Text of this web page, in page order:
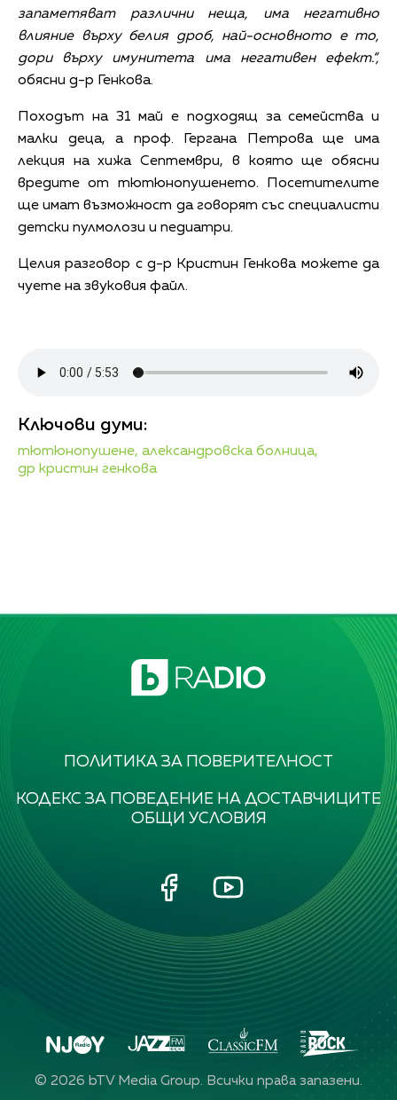
запаметяват различни неща, има негативно
влияние върху белия дроб, най-основното е то,
дори върху имунитета има негативен ефект.“,
обясни д-р Генкова.
Походът на 31 май е подходящ за семейства и
малки деца, а проф. Гергана Петрова ще има
лекция на хижа Септември, в която ще обясни
вредите от тютюнопушенето. Посетителите
ще имат възможност да говорят със специалисти
детски пулмолози и педиатри.
Целия разговор с д-р Кристин Генкова можете да
чуете на звуковия файл.
Ключови думи:
тютюнопушене, александровска болница,
др кристин генкова
ПОЛИТИКА ЗА ПОВЕРИТЕЛНОСТ
КОДЕКС ЗА ПОВЕДЕНИЕ НА ДОСТАВЧИЦИТЕ
ОБЩИ УСЛОВИЯ
© 2026 bTV Media Group. Всички права запазени.